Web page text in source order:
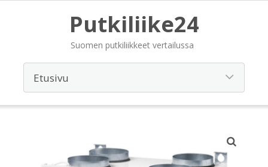
Putkiliike24
Suomen putkiliikkeet vertailussa